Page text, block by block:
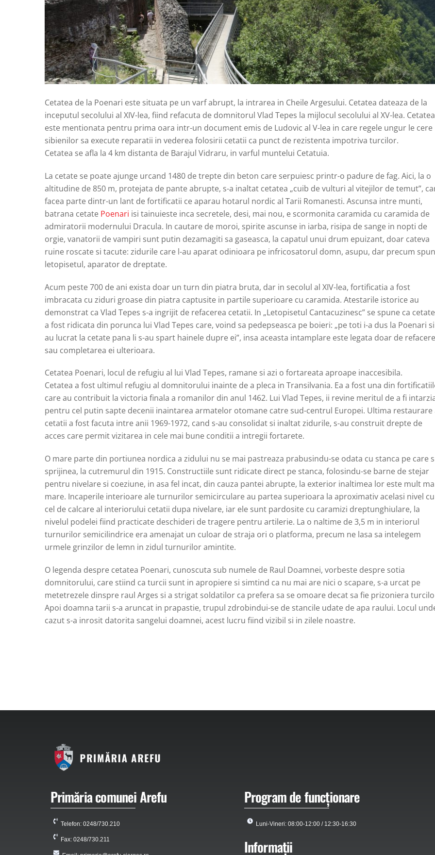
Cetatea de la Poenari este situata pe un varf abrupt, la intrarea in Cheile Argesului. Cetatea dateaza de la
inceputul secolului al XIV-lea, fiind refacuta de domnitorul Vlad Tepes la mijlocul secolului al XV-lea. Cetatea
este mentionata pentru prima oara intr-un document emis de Ludovic al V-lea in care regele ungur le cere
sibienilor sa execute reparatii in vederea folosirii cetatii ca punct de rezistenta impotriva turcilor.
Cetatea se afla la 4 km distanta de Barajul Vidraru, in varful muntelui Cetatuia.
La cetate se poate ajunge urcand 1480 de trepte din beton care serpuiesc printr-o padure de fag. Aici, la o
altitudine de 850 m, protejata de pante abrupte, s-a inaltat cetatea „cuib de vulturi al vitejilor de temut”,
facea parte dintr-un lant de fortificatii ce aparau hotarul nordic al Tarii Romanesti. Ascunsa intre munti,
batrana cetate Poenari isi tainuieste inca secretele, desi, mai nou, e scormonita caramida cu caramida de
admiratorii modernului Dracula. In cautare de moroi, spirite ascunse in iarba, risipa de sange in nopti de
orgie, vanatorii de vampiri sunt putin dezamagiti sa gaseasca, la capatul unui drum epuizant, doar cateva
ruine roscate si tacute: zidurile care l-au aparat odinioara pe infricosatorul domn, asupu, dar precum
letopisetul, aparator de dreptate.
Acum peste 700 de ani exista doar un turn din piatra bruta, dar in secolul al XIV-lea, fortificatia a fost
imbracata cu ziduri groase din piatra captusite in partile superioare cu caramida. Atestarile istorice au
demonstrat ca Vlad Tepes s-a ingrijit de refacerea cetatii. In „Letopisetul Cantacuzinesc” se spune ca
a fost ridicata din porunca lui Vlad Tepes care, voind sa pedepseasca pe boieri: „pe toti i-a dus la Poenari si
au lucrat la cetate pana li s-au spart hainele dupre ei”, insa aceasta intamplare este legata doar de
sau completarea ei ulterioara.
Cetatea Poenari, locul de refugiu al lui Vlad Tepes, ramane si azi o fortareata aproape inaccesibila.
Cetatea a fost ultimul refugiu al domnitorului inainte de a pleca in Transilvania. Ea a fost una din
care au contribuit la victoria finala a romanilor din anul 1462. Lui Vlad Tepes, ii revine meritul de a fi
pentru cel putin sapte decenii inaintarea armatelor otomane catre sud-centrul Europei. Ultima restaurare
cetatii a fost facuta intre anii 1969-1972, cand s-au consolidat si inaltat zidurile, s-au construit drepte de
acces care permit vizitarea in cele mai bune conditii a intregii fortarete.
O mare parte din portiunea nordica a zidului nu se mai pastreaza prabusindu-se odata cu stanca pe care
sprijinea, la cutremurul din 1915. Constructiile sunt ridicate direct pe stanca, folosindu-se barne de stejar
pentru nivelare si coeziune, in asa fel incat, din cauza pantei abrupte, la exterior inaltimea lor este mult
mare. Incaperile interioare ale turnurilor semicirculare au partea superioara la aproximativ acelasi nivel cu
cel de calcare al interiorului cetatii dupa nivelare, iar ele sunt pardosite cu caramizi dreptunghiulare, la
nivelul podelei fiind practicate deschideri de tragere pentru artilerie. La o naltime de 3,5 m in interiorul
turnurilor semicilindrice era amenajat un culoar de straja ori o platforma, precum ne lasa sa intelegem
urmele grinzilor de lemn in zidul turnurilor amintite.
O legenda despre cetatea Poenari, cunoscuta sub numele de Raul Doamnei, vorbeste despre sotia
domnitorului, care stiind ca turcii sunt in apropiere si simtind ca nu mai are nici o scapare, s-a urcat pe
metetrezele dinspre raul Arges si a strigat soldatilor ca prefera sa se omoare decat sa fie prizoniera
Apoi doamna tarii s-a aruncat in prapastie, trupul zdrobindui-se de stancile udate de apa raului. Locul
cazut s-a inrosit datorita sangelui doamnei, acest lucru fiind vizibil si in zilele noastre.
Primăria comunei Arefu
Telefon: 0248/730.210
Fax: 0248/730.211
Program de funcționare
Luni-Vineri: 08:00-12:00 / 12:30-16:30
Informații